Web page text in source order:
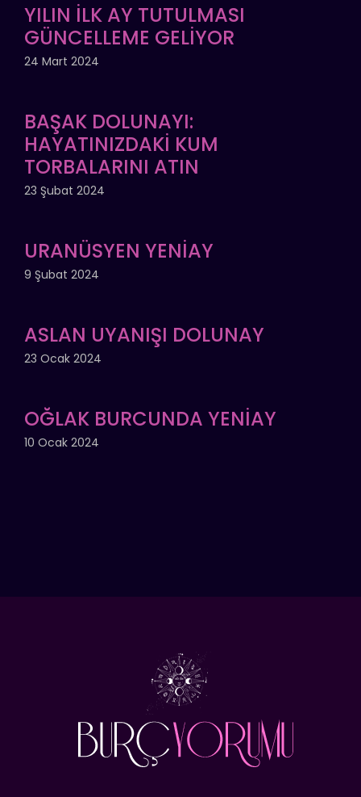
YILIN İLK AY TUTULMASI
GÜNCELLEME GELİYOR
24 Mart 2024
BAŞAK DOLUNAYI:
HAYATINIZDAKİ KUM
TORBALARINI ATIN
23 Şubat 2024
URANÜSYEN YENİAY
9 Şubat 2024
ASLAN UYANIŞI DOLUNAY
23 Ocak 2024
OĞLAK BURCUNDA YENİAY
10 Ocak 2024